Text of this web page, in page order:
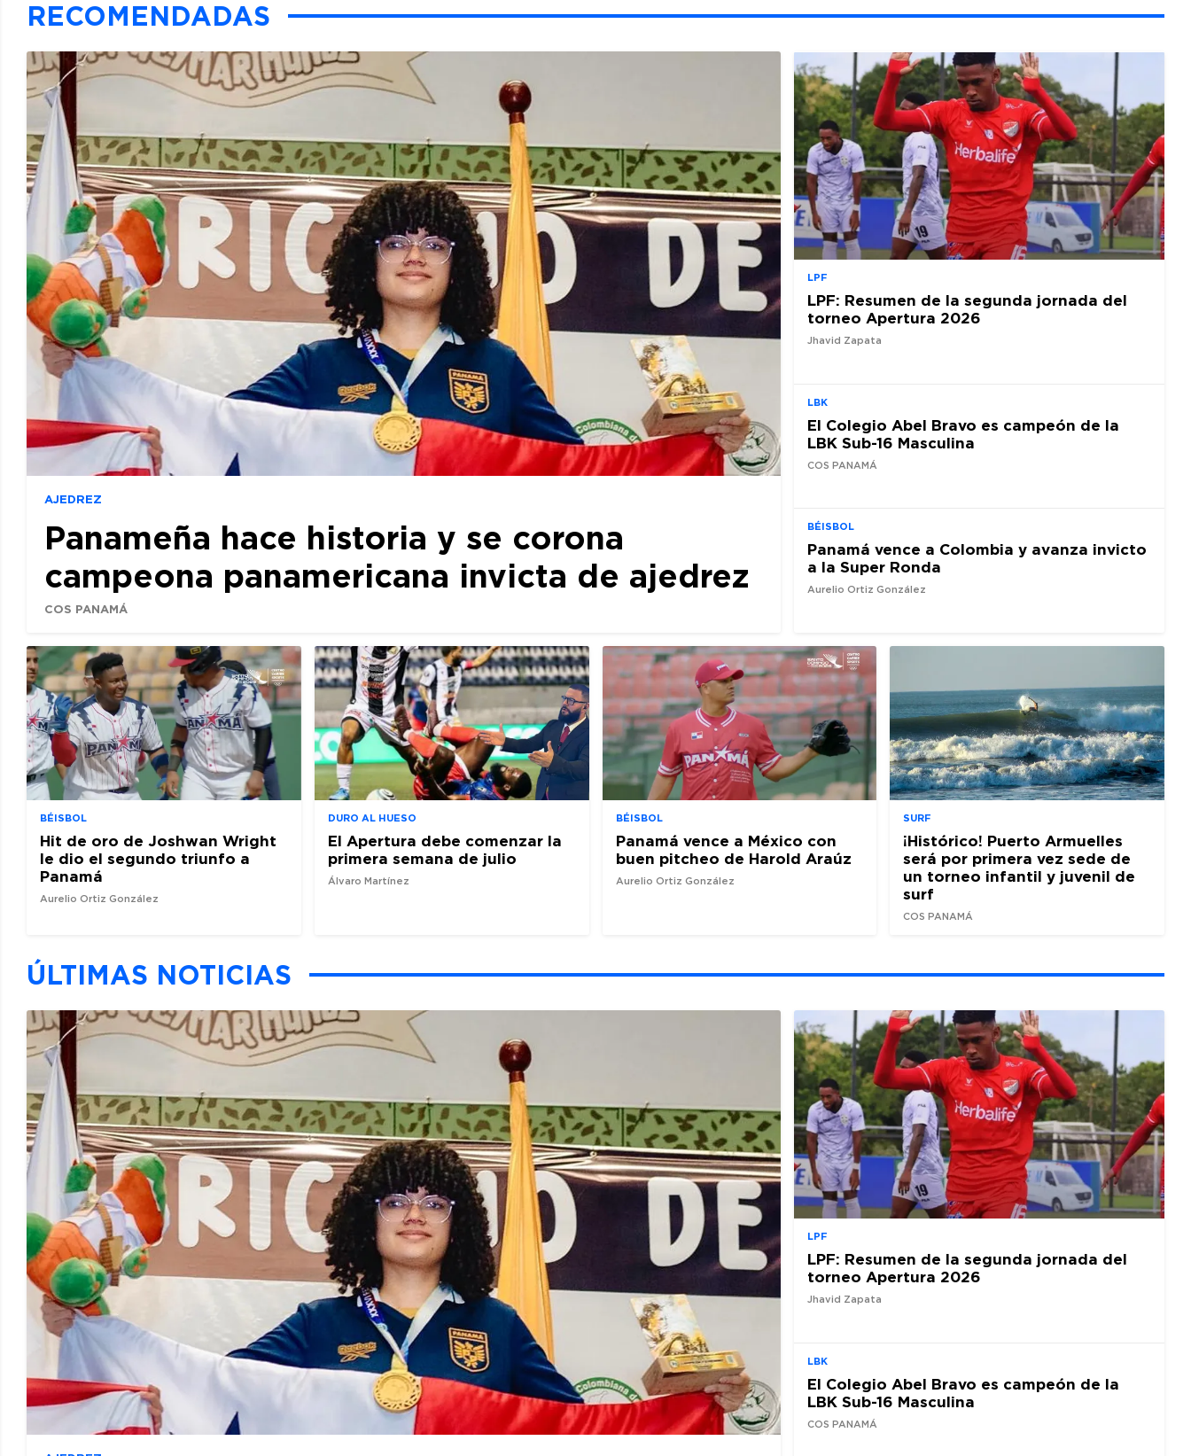
RECOMENDADAS
AJEDREZ
Panameña hace historia y se corona
campeona panamericana invicta de ajedrez
COS PANAMÁ
LPF
LPF: Resumen de la segunda jornada del
torneo Apertura 2026
Jhavid Zapata
LBK
El Colegio Abel Bravo es campeón de la
LBK Sub-16 Masculina
COS PANAMÁ
BÉISBOL
Panamá vence a Colombia y avanza invicto
a la Super Ronda
Aurelio Ortiz González
BÉISBOL
Hit de oro de Joshwan Wright
le dio el segundo triunfo a
Panamá
Aurelio Ortiz González
DURO AL HUESO
El Apertura debe comenzar la
primera semana de julio
Álvaro Martínez
BÉISBOL
Panamá vence a México con
buen pitcheo de Harold Araúz
Aurelio Ortiz González
SURF
¡Histórico! Puerto Armuelles
será por primera vez sede de
un torneo infantil y juvenil de
surf
COS PANAMÁ
ÚLTIMAS NOTICIAS
LPF
LPF: Resumen de la segunda jornada del
torneo Apertura 2026
Jhavid Zapata
LBK
El Colegio Abel Bravo es campeón de la
LBK Sub-16 Masculina
COS PANAMÁ